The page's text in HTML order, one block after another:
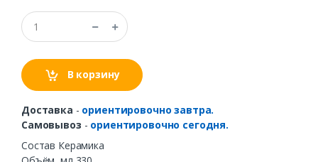
В корзину
Доставка - ориентировочно завтра.
Самовывоз - ориентировочно сегодня.
Состав Керамика